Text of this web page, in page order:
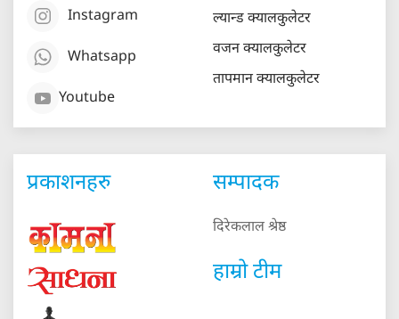
Instagram
Whatsapp
Youtube
ल्यान्ड क्यालकुलेटर
वजन क्यालकुलेटर
तापमान क्यालकुलेटर
प्रकाशनहरु सम्पादक
दिरेकलाल श्रेष्ठ
हाम्रो टीम